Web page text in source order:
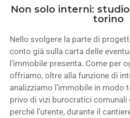
Non solo interni:
torino
Nello svolgere la parte di
conto già sulla carta delle
l’immobile presenta. Come per
offriamo, oltre alla funzione di
analizziamo l’immobile in modo
privo di vizi burocratici comunali
perché l’utente, durante il